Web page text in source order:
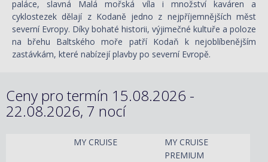
paláce, slavná Malá mořská víla i množství kaváren a
cyklostezek dělají z Kodaně jedno z nejpříjemnějších měst
severní Evropy. Díky bohaté historii, výjimečné kultuře a poloze
na břehu Baltského moře patří Kodaň k nejoblíbenějším
zastávkám, které nabízejí plavby po severní Evropě.
Ceny pro termín 15.08.2026 -
22.08.2026, 7 nocí
MY CRUISE
MY CRUISE
PREMIUM